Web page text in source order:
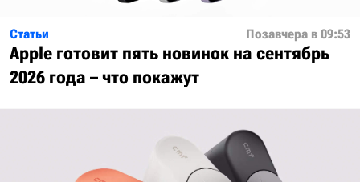
Статьи Позавчера в 09:53
Apple готовит пять новинок на сентябрь
2026 года – что покажут